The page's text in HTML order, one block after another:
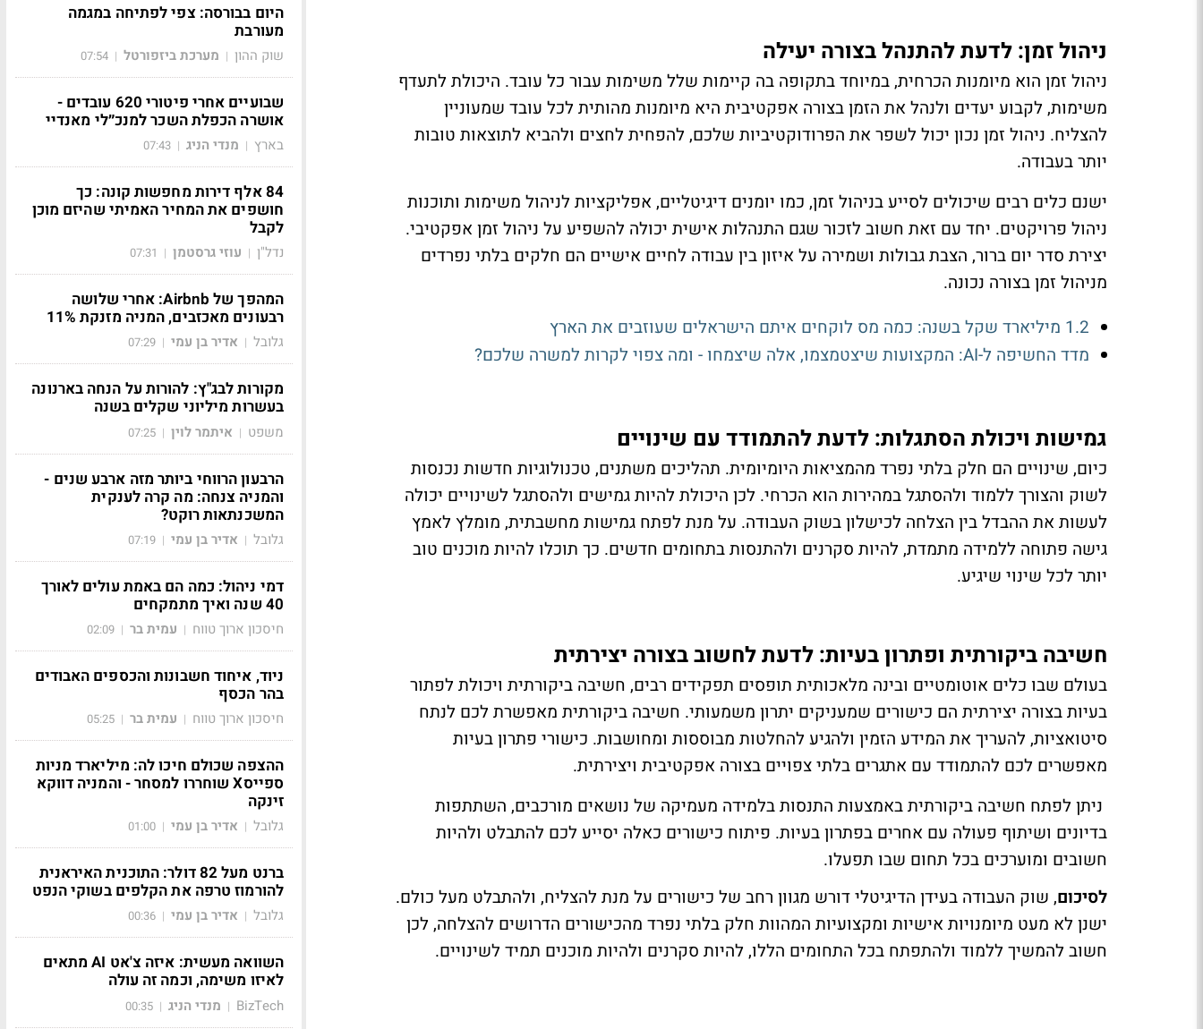
ניהול זמן: לדעת להתנהל בצורה יעילה
ניהול זמן הוא מיומנות הכרחית, במיוחד בתקופה בה קיימות שלל משימות עבור כל עובד. היכולת לתעדף
משימות, לקבוע יעדים ולנהל את הזמן בצורה אפקטיבית היא מיומנות מהותית לכל עובד שמעוניין
להצליח. ניהול זמן נכון יכול לשפר את הפרודוקטיביות שלכם, להפחית לחצים ולהביא לתוצאות טובות
יותר בעבודה.
ישנם כלים רבים שיכולים לסייע בניהול זמן, כמו יומנים דיגיטליים, אפליקציות לניהול משימות ותוכנות
ניהול פרויקטים. יחד עם זאת חשוב לזכור שגם התנהלות אישית יכולה להשפיע על ניהול זמן אפקטיבי.
יצירת סדר יום ברור, הצבת גבולות ושמירה על איזון בין עבודה לחיים אישיים הם חלקים בלתי נפרדים
מניהול זמן בצורה נכונה.
1.2 מיליארד שקל בשנה: כמה מס לוקחים איתם הישראלים שעוזבים את הארץ
מדד החשיפה ל-AI: המקצועות שיצטמצמו, אלה שיצמחו - ומה צפוי לקרות למשרה שלכם?
גמישות ויכולת הסתגלות: לדעת להתמודד עם שינויים
כיום, שינויים הם חלק בלתי נפרד מהמציאות היומיומית. תהליכים משתנים, טכנולוגיות חדשות נכנסות
לשוק והצורך ללמוד ולהסתגל במהירות הוא הכרחי. לכן היכולת להיות גמישים ולהסתגל לשינויים יכולה
לעשות את ההבדל בין הצלחה לכישלון בשוק העבודה. על מנת לפתח גמישות מחשבתית, מומלץ לאמץ
גישה פתוחה ללמידה מתמדת, להיות סקרנים ולהתנסות בתחומים חדשים. כך תוכלו להיות מוכנים טוב
יותר לכל שינוי שיגיע.
חשיבה ביקורתית ופתרון בעיות: לדעת לחשוב בצורה יצירתית
בעולם שבו כלים אוטומטיים ובינה מלאכותית תופסים תפקידים רבים, חשיבה ביקורתית ויכולת לפתור
בעיות בצורה יצירתית הם כישורים שמעניקים יתרון משמעותי. חשיבה ביקורתית מאפשרת לכם לנתח
סיטואציות, להעריך את המידע הזמין ולהגיע להחלטות מבוססות ומחושבות. כישורי פתרון בעיות
מאפשרים לכם להתמודד עם אתגרים בלתי צפויים בצורה אפקטיבית ויצירתית.
ניתן לפתח חשיבה ביקורתית באמצעות התנסות בלמידה מעמיקה של נושאים מורכבים, השתתפות
בדיונים ושיתוף פעולה עם אחרים בפתרון בעיות. פיתוח כישורים כאלה יסייע לכם להתבלט ולהיות
חשובים ומוערכים בכל תחום שבו תפעלו.
לסיכום, שוק העבודה בעידן הדיגיטלי דורש מגוון רחב של כישורים על מנת להצליח, ולהתבלט מעל כולם.
ישנן לא מעט מיומנויות אישיות ומקצועיות המהוות חלק בלתי נפרד מהכישורים הדרושים להצלחה, לכן
חשוב להמשיך ללמוד ולהתפתח בכל התחומים הללו, להיות סקרנים ולהיות מוכנים תמיד לשינויים.
היום בבורסה: צפי לפתיחה במגמה
מעורבת
שוק ההון | מערכת ביזפורטל |
07:54
שבועיים אחרי פיטורי 620 עובדים -
אושרה הכפלת השכר למנכ״לי מאנדיי
בארץ | מנדי הניג |
07:43
84 אלף דירות מחפשות קונה: כך
חושפים את המחיר האמיתי שהיזם מוכן
לקבל
נדל"ן | עוזי גרסטמן |
07:31
המהפך של Airbnb: אחרי שלושה
רבעונים מאכזבים, המניה מזנקת 11%
גלובל | אדיר בן עמי |
07:29
מקורות לבג"ץ: להורות על הנחה בארנונה
בעשרות מיליוני שקלים בשנה
משפט | איתמר לוין |
07:25
הרבעון הרווחי ביותר מזה ארבע שנים -
והמניה צנחה: מה קרה לענקית
המשכנתאות רוקט?
גלובל | אדיר בן עמי |
07:19
דמי ניהול: כמה הם באמת עולים לאורך
40 שנה ואיך מתמקחים
חיסכון ארוך טווח | עמית בר |
02:09
ניוד, איחוד חשבונות והכספים האבודים
בהר הכסף
חיסכון ארוך טווח | עמית בר |
05:25
ההצפה שכולם חיכו לה: מיליארד מניות
ספייסX שוחררו למסחר - והמניה דווקא
זינקה
גלובל | אדיר בן עמי |
01:00
ברנט מעל 82 דולר: התוכנית האיראנית
להורמוז טרפה את הקלפים בשוקי הנפט
גלובל | אדיר בן עמי |
00:36
השוואה מעשית: איזה צ'אט AI מתאים
לאיזו משימה, וכמה זה עולה
BizTech
| מנדי הניג |
00:35